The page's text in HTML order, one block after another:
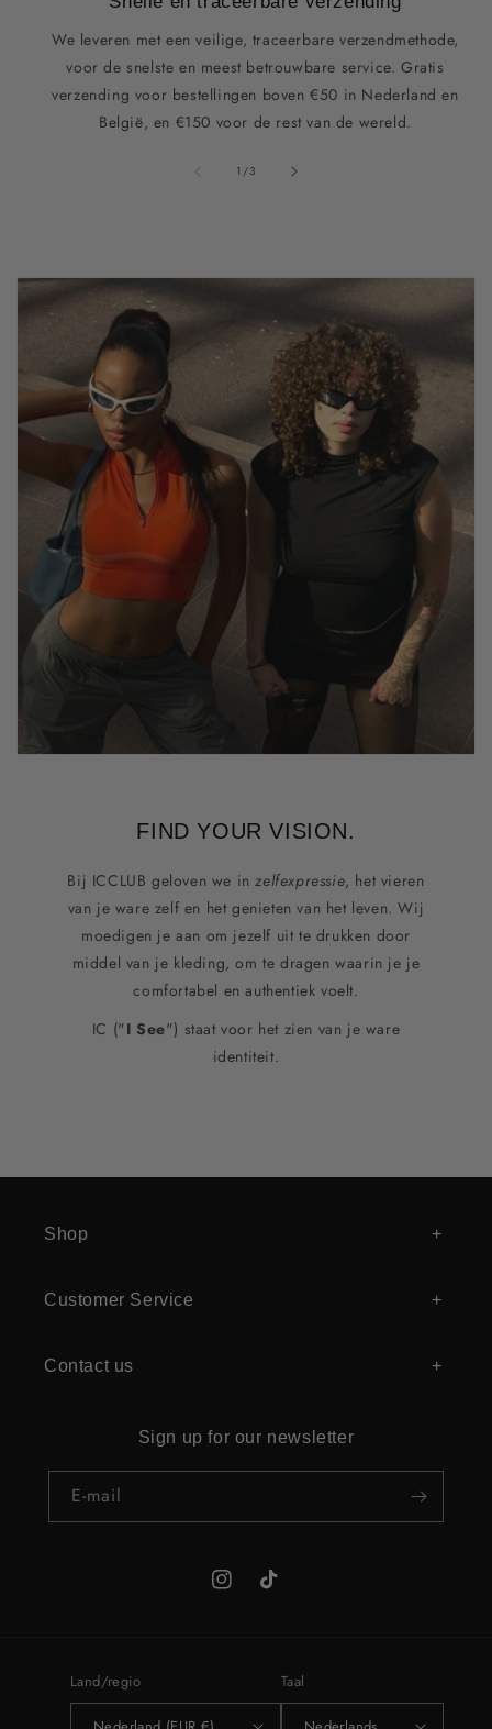
We leveren met een veilige, traceerbare verzendmethode,
voor de snelste en meest betrouwbare service. Gratis
verzending voor bestellingen boven €50 in Nederland en
België, en €150 voor de rest van de wereld.
1/van3
FIND YOUR VISION.
Bij ICCLUB geloven we inzelfexpressie, het vieren
van je ware zelf en het genieten van het leven. Wij
moedigen je aan om jezelf uit te drukken door
middel van je kleding, om te dragen waarin je je
comfortabel en authentiek voelt.
IC ("I See") staat voor het zien van je ware
identiteit.
Shop
Customer Service
Contact us
Sign up for our newsletter
E‑mail
InstagramTikTok
Land/regio Taal